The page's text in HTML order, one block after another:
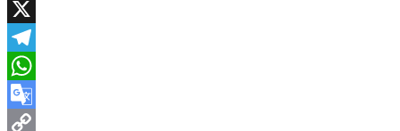
Facebook
X
Telegram
WhatsApp
Google